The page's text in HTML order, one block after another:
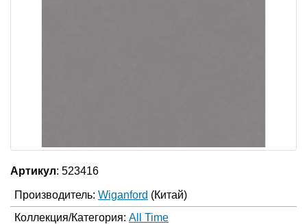
Артикул: 523416
Производитель: Wiganford (Китай)
Коллекция/Категория: All Time